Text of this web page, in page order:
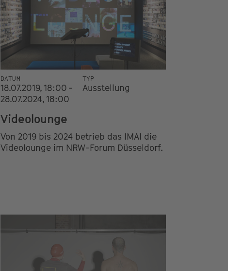
DATUM
18.07.2019, 18:00 -
28.07.2024, 18:00
TYP
Ausstellung
Videolounge
Von 2019 bis 2024 betrieb das IMAI die
Videolounge im NRW-Forum Düsseldorf.